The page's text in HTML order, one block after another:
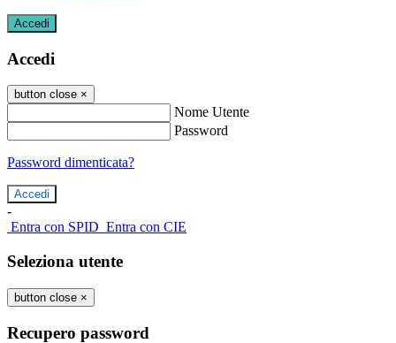
Accedi
Accedi
button close ×
Nome Utente
Password
Password dimenticata?
-
Entra con SPID Entra con CIE
Seleziona utente
button close ×
Recupero password